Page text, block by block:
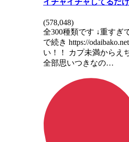
イチャイチャしてるだけ
(578,048)
全300種類です ↓重すぎ
で続き https://
い！！ カプ未満からえ
全部思いつきなの…